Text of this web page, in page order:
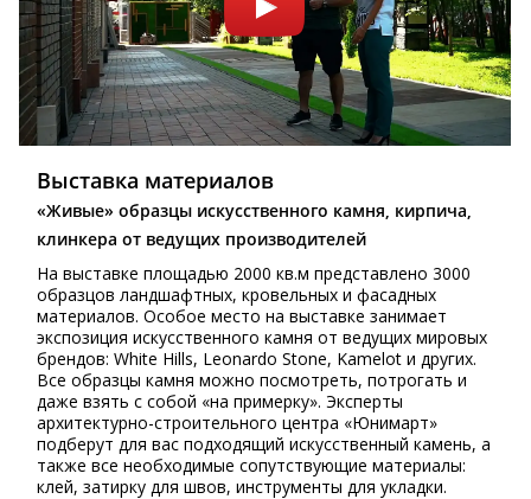
Выставка материалов
«Живые» образцы искусственного камня, кирпича,
клинкера от ведущих производителей
На выставке площадью 2000 кв.м представлено 3000
образцов ландшафтных, кровельных и фасадных
материалов. Особое место на выставке занимает
экспозиция искусственного камня от ведущих мировых
брендов: White Hills, Leonardo Stone, Kamelot и других.
Все образцы камня можно посмотреть, потрогать и
даже взять с собой «на примерку». Эксперты
архитектурно-строительного центра «Юнимарт»
подберут для вас подходящий искусственный камень, а
также все необходимые сопутствующие материалы:
клей, затирку для швов, инструменты для укладки.